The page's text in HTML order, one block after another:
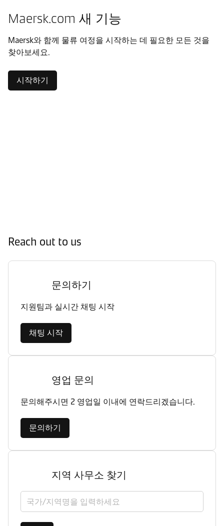
Maersk.com 새 기능
Maersk와 함께 물류 여정을 시작하는 데 필요한 모든 것을
찾아보세요.
시작하기
Reach out to us
문의하기
지원팀과 실시간 채팅 시작
채팅 시작
영업 문의
문의해주시면 2 영업일 이내에 연락드리겠습니다.
문의하기
지역 사무소 찾기
국가/지역을 선택하세요